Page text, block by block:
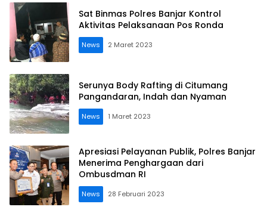
Sat Binmas Polres Banjar Kontrol
Aktivitas Pelaksanaan Pos Ronda
News 2 Maret 2023
Serunya Body Rafting di Citumang
Pangandaran, Indah dan Nyaman
News 1 Maret 2023
Apresiasi Pelayanan Publik, Polres Banjar
Menerima Penghargaan dari
Ombusdman RI
News 28 Februari 2023